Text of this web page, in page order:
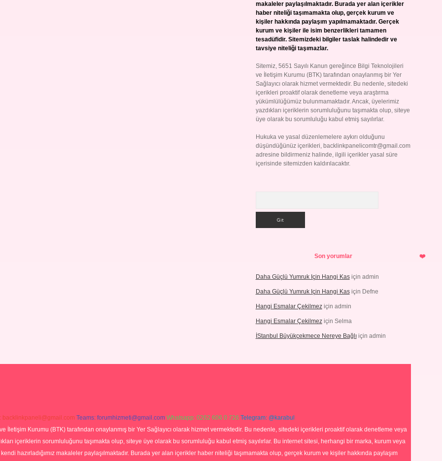
makaleler paylaşılmaktadır. Burada yer alan içerikler
haber niteliği taşımamakta olup, gerçek kurum ve
kişiler hakkında paylaşım yapılmamaktadır. Gerçek
kurum ve kişiler ile isim benzerlikleri tamamen
tesadüfidir. Sitemizdeki bilgiler taslak halindedir ve
tavsiye niteliği taşımazlar.
Sitemiz, 5651 Sayılı Kanun gereğince Bilgi Teknolojileri
ve İletişim Kurumu (BTK) tarafından onaylanmış bir Yer
Sağlayıcı olarak hizmet vermektedir. Bu nedenle, sitedeki
içerikleri proaktif olarak denetleme veya araştırma
yükümlülüğümüz bulunmamaktadır. Ancak, üyelerimiz
yazdıkları içeriklerin sorumluluğunu taşımakta olup, siteye
üye olarak bu sorumluluğu kabul etmiş sayılırlar.
Hukuka ve yasal düzenlemelere aykırı olduğunu
düşündüğünüz içerikleri, backlinkpanelicomtr@gmail.com
adresine bildirmeniz halinde, ilgili içerikler yasal süre
içerisinde sitemizden kaldırılacaktır.
Son yorumlar
Daha Güçlü Yumruk Için Hangi Kasiçin admin
Daha Güçlü Yumruk Için Hangi Kasiçin Defne
Hangi Esmalar Çekilmeziçin admin
Hangi Esmalar Çekilmeziçin Selma
İStanbul Büyükçekmece Nereye Bağlıiçin admin
backlinkpaneli@gmail.com Teams: forumhizmeti@gmail.com Whatsapp: 0262 606 0 726 Telegram: @karabul
İletişim Kurumu (BTK) tarafından onaylanmış bir Yer Sağlayıcı olarak hizmet vermektedir. Bu nedenle, sitedeki içerikleri proaktif olarak denetleme veya
içeriklerin sorumluluğunu taşımakta olup, siteye üye olarak bu sorumluluğu kabul etmiş sayılırlar. Bu internet sitesi, herhangi bir marka, kurum veya
hazırladığımız makaleler paylaşılmaktadır. Burada yer alan içerikler haber niteliği taşımamakta olup, gerçek kurum ve kişiler hakkında paylaşım